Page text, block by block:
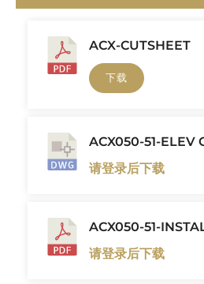
ACX-CUTSHEET
下载
ACX050-51-ELEV
请登录后下载
ACX050-51-
请登录后下载